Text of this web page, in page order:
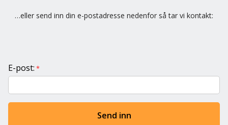
…eller send inn din e-postadresse nedenfor så tar vi kontakt:
E-post: *
Send inn